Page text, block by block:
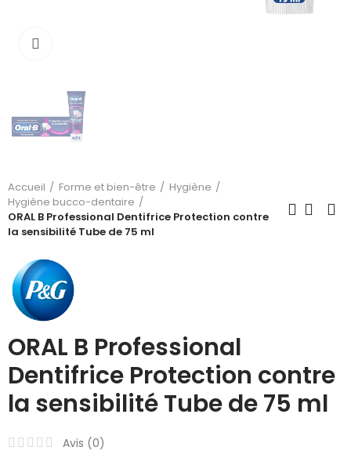
Accueil Forme et bien-être
Hygiène
Hygiène bucco-dentaire
ORAL B Professional Dentifrice Protection contre
la sensibilité Tube de 75 ml
ORAL B Professional
Dentifrice Protection contre
la sensibilité Tube de 75 ml
Avis (0)